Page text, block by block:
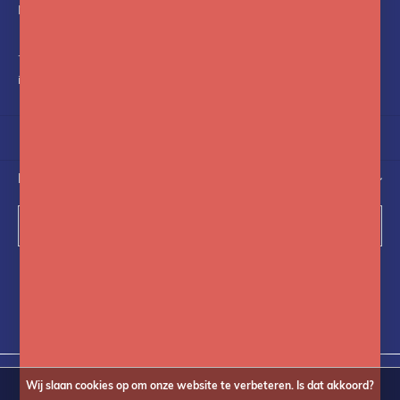
+31(0)75-6841742
info@fotoflits.com
NIEUWSBRIEF
Wij slaan cookies op om onze website te verbeteren. Is dat akkoord?